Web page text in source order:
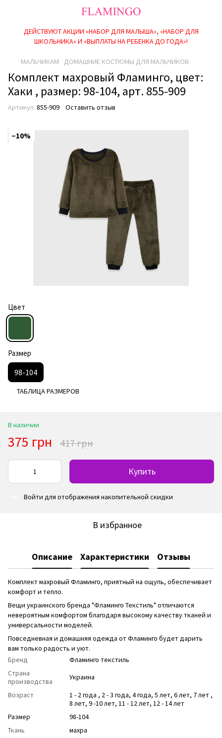
ДЕЙСТВУЮТ АКЦИИ «НАБОР ДЛЯ МАЛЫША», «НАБОР ДЛЯ
ШКОЛЬНИКА» И «ВЫПЛАТЫ НА РЕБEНКА ДО ГОДА»!
МАЛЬЧИКАМ ДОМАШНИЕ КОСТЮМЫ ДЛЯ МАЛЬЧИКОВ
Комплект махровый Фламинго, цвет:
Хаки , размер: 98-104, арт. 855-909
Артикул: 855-909 Оставить отзыв
−10%
Цвет
Размер
98-104
ТАБЛИЦА РАЗМЕРОВ
В наличии
375 грн 417 грн
Купить
Войти для отображения накопительной скидки
В избранное
Описание Характеристики Отзывы
Комплект махровый Фламинго, приятный на ощупь, обеспечивает
комфорт и тепло.
Вещи украинского бренда "Фламинго Текстиль" отличаются
невероятным комфортом благодаря высокому качеству тканей и
универсальности моделей.
Повседневная и домашняя одежда от Фламинго будет дарить
вам только радость и уют.
Бренд
Фламинго текстиль
Страна
производства
Украина
Возраст
1 - 2 года , 2 - 3 года, 4 года, 5 лет, 6 лет, 7 лет ,
8 лет, 9 -10 лет, 11 - 12 лет, 12 - 14 лет
Размер
98-104
Ткань
махра